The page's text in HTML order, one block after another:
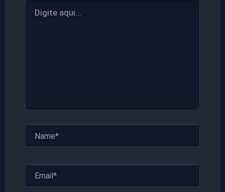
aqui...